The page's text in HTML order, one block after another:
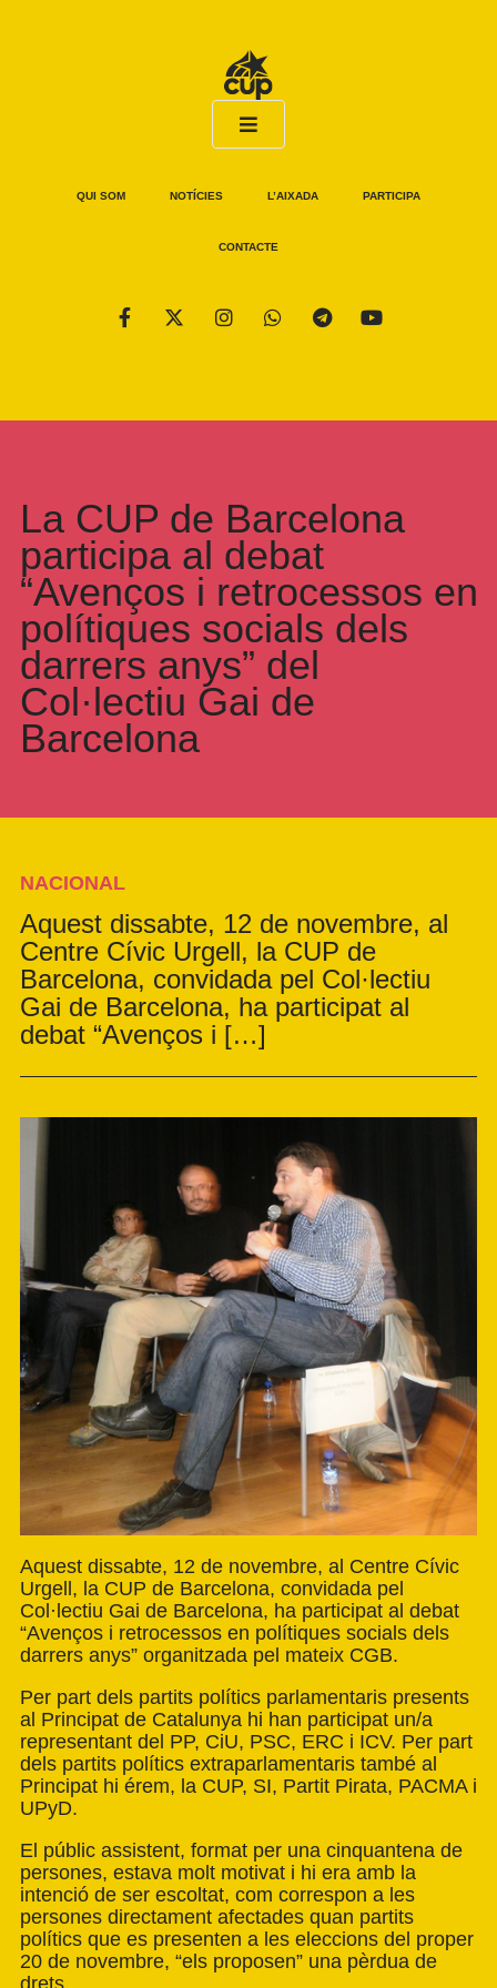
QUI SOM NOTÍCIES L’AIXADA PARTICIPA
CONTACTE
La CUP de Barcelona
participa al debat
“Avenços i retrocessos en
polítiques socials dels
darrers anys” del
Col·lectiu Gai de
Barcelona
NACIONAL
Aquest dissabte, 12 de novembre, al
Centre Cívic Urgell, la CUP de
Barcelona, convidada pel Col·lectiu
Gai de Barcelona, ha participat al
debat “Avenços i […]
Aquest dissabte, 12 de novembre, al Centre Cívic
Urgell, la CUP de Barcelona, convidada pel
Col·lectiu Gai de Barcelona, ha participat al debat
“Avenços i retrocessos en polítiques socials dels
darrers anys” organitzada pel mateix CGB.
Per part dels partits polítics parlamentaris presents
al Principat de Catalunya hi han participat un/a
representant del PP, CiU, PSC, ERC i ICV. Per part
dels partits polítics extraparlamentaris també al
Principat hi érem, la CUP, SI, Partit Pirata, PACMA i
UPyD.
El públic assistent, format per una cinquantena de
persones, estava molt motivat i hi era amb la
intenció de ser escoltat, com correspon a les
persones directament afectades quan partits
polítics que es presenten a les eleccions del proper
20 de novembre, “els proposen” una pèrdua de
drets.